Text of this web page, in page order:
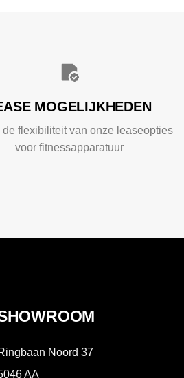
MOGELIJKHEDEN
de flexibiliteit van onze leaseopties
voor fitnessapparatuur
Noord 37
AA